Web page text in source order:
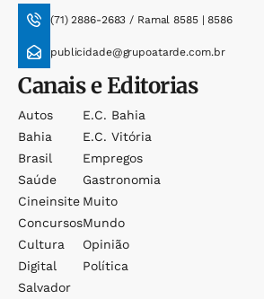
(71) 2886-2683 / Ramal 8585 | 8586
publicidade@grupoatarde.com.br
Canais e Editorias
Autos
Bahia
Brasil
Saúde
Cineinsite
Concursos
Cultura
Digital
Salvador
E.c. Bahia
E.c. Vitória
Empregos
Gastronomia
Muito
Mundo
Opinião
Política